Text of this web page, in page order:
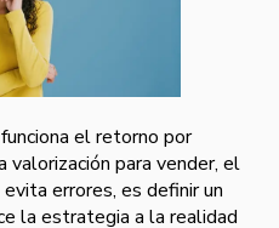
el retorno por
valorización para vender, el
errores, es definir un
la estrategia a la realidad